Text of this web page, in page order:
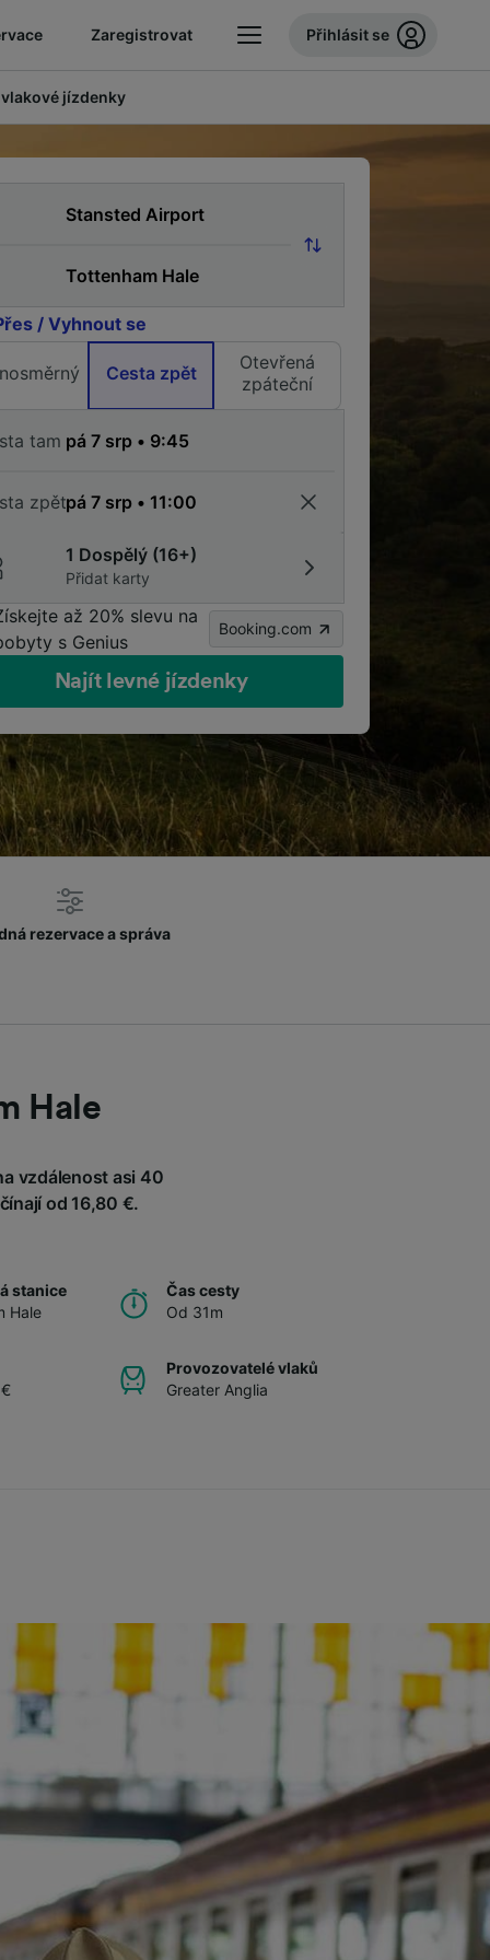
Zaregistrovat Přihlásit se
jízdenky
/ Vyhnout se
Cesta zpět
Otevřená
zpáteční
tam
zpět
1 Dospělý (16+)
Přidat karty
až 20% slevu na
s Genius
Booking.com
Najít levné jízdenky
rezervace a správa
Hale
vzdálenost asi 40
od 16,80 €.
stanice
Hale
Čas cesty
Od 31m
Provozovatelé vlaků
Greater Anglia